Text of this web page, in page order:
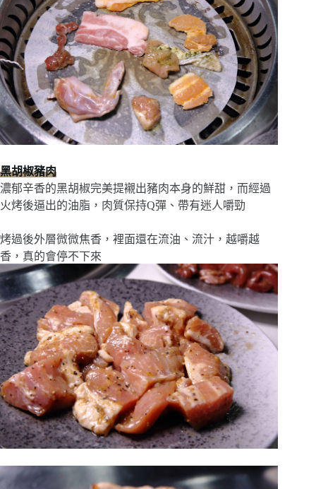
黑胡椒豬肉
濃郁辛香的黑胡椒完美提襯出豬肉本身的鮮甜，而經過
火烤後逼出的油脂，肉質保持Q彈、帶有迷人嚼勁
烤過後外層微微焦香，裡面還在流油、流汁，越嚼越
香，真的會停不下來